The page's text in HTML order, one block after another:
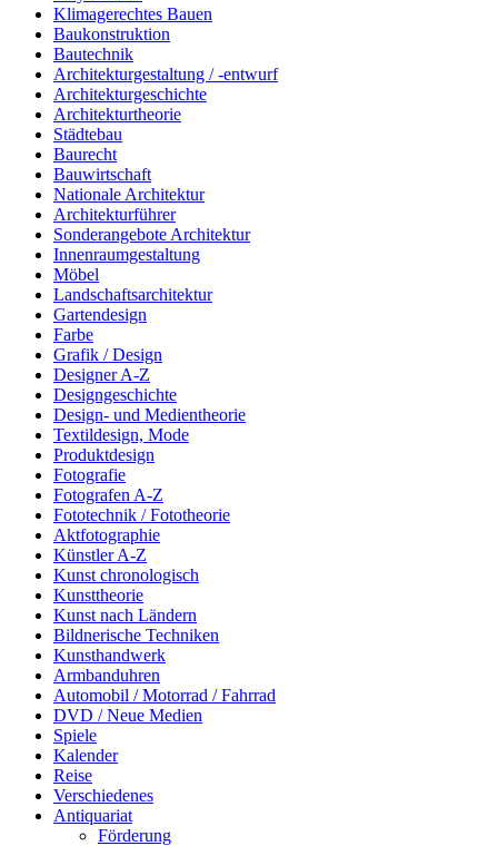
Klimagerechtes Bauen
Baukonstruktion
Bautechnik
Architekturgestaltung / -entwurf
Architekturgeschichte
Architekturtheorie
Städtebau
Baurecht
Bauwirtschaft
Nationale Architektur
Architekturführer
Sonderangebote Architektur
Innenraumgestaltung
Möbel
Landschaftsarchitektur
Gartendesign
Farbe
Grafik / Design
Designer A-Z
Designgeschichte
Design- und Medientheorie
Textildesign, Mode
Produktdesign
Fotografie
Fotografen A-Z
Fototechnik / Fototheorie
Aktfotographie
Künstler A-Z
Kunst chronologisch
Kunsttheorie
Kunst nach Ländern
Bildnerische Techniken
Kunsthandwerk
Armbanduhren
Automobil / Motorrad / Fahrrad
DVD / Neue Medien
Spiele
Kalender
Reise
Verschiedenes
Antiquariat
Förderung